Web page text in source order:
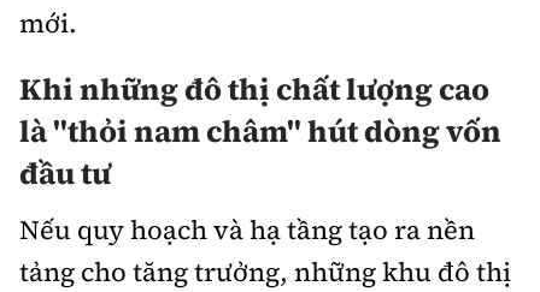
mới.
Khi những đô thị chất lượng cao
là "thỏi nam châm" hút dòng vốn
đầu tư
Nếu quy hoạch và hạ tầng tạo ra nền
tảng cho tăng trưởng, những khu đô thị